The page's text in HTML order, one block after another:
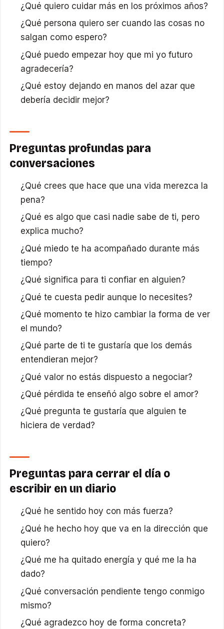
¿Qué quiero cuidar más en los próximos años?
¿Qué persona quiero ser cuando las cosas no
salgan como espero?
¿Qué puedo empezar hoy que mi yo futuro
agradecería?
¿Qué estoy dejando en manos del azar que
debería decidir mejor?
Preguntas profundas para
conversaciones
¿Qué crees que hace que una vida merezca la
pena?
¿Qué es algo que casi nadie sabe de ti, pero
explica mucho?
¿Qué miedo te ha acompañado durante más
tiempo?
¿Qué significa para ti confiar en alguien?
¿Qué te cuesta pedir aunque lo necesites?
¿Qué momento te hizo cambiar la forma de ver
el mundo?
¿Qué parte de ti te gustaría que los demás
entendieran mejor?
¿Qué valor no estás dispuesto a negociar?
¿Qué pérdida te enseñó algo sobre el amor?
¿Qué pregunta te gustaría que alguien te
hiciera de verdad?
Preguntas para cerrar el día o
escribir en un diario
¿Qué he sentido hoy con más fuerza?
¿Qué he hecho hoy que va en la dirección que
quiero?
¿Qué me ha quitado energía y qué me la ha
dado?
¿Qué conversación pendiente tengo conmigo
mismo?
¿Qué agradezco hoy de forma concreta?